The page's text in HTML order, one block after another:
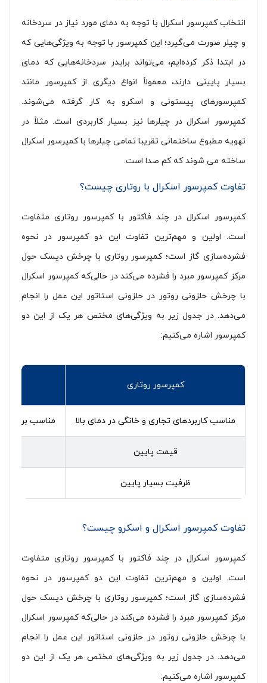
انتخاب کمپرسور اسکرال با توجه به دمای مورد نیاز در سردخانه
و چیلر صورت می‌گیرد؛ این کمپرسور‌ با توجه به ویژگی‌هایی که
در ابتدا ذکر کرده‌ایم، می‌تواند برایدر سردخانه‌هایی که دمای
بسیار پایینی دارند، معمولاً انواع دیگری از کمپرسور مانند
کمپرسورهای پیستونی و اسکرو به کار گرفته می‌شوند.
کمپرسور اسکرال در چیلرها نیز بسیار کاربردی است. مثلاً در
تهویه مطبوع ساختمانی تقریبا تمامی چیلرها با کمپرسور اسکرال
ساخته می شوند که کم صدا است.
تفاوت کمپرسور اسکرال با روتاری چیست؟
کمپرسور اسکرال در چند فاکتور با کمپرسور روتاری متفاوت
است. اولین و مهم‌ترین تفاوت این دو کمپرسور در نحوه
فشرده‌سازی گاز است؛ کمپرسور روتاری با چرخش دیسک حول
مرکز کمپرسور مبرد را فشرده می‌کند در حالی‌که کمپرسور اسکرال
با چرخش حلزونی روتور در حلزونی استاتور این عمل را انجام
می‌دهد. در جدول زیر به ویژگی‌های مختص هر یک از این دو
کمپرسور اشاره می‌کنیم:
کمپرسور روتاری
مناسب کاربردهای تجاری و خانگی در دمای بالا مناسب برای
قیمت پایین
ظرفیت بسیار پایین
تفاوت کمپرسور اسکرال و اسکرو چیست؟
کمپرسور اسکرال در چند فاکتور با کمپرسور روتاری متفاوت
است. اولین و مهم‌ترین تفاوت این دو کمپرسور در نحوه
فشرده‌سازی گاز است؛ کمپرسور روتاری با چرخش دیسک حول
مرکز کمپرسور مبرد را فشرده می‌کند در حالی‌که کمپرسور اسکرال
با چرخش حلزونی روتور در حلزونی استاتور این عمل را انجام
می‌دهد. در جدول زیر به ویژگی‌های مختص هر یک از این دو
کمپرسور اشاره می‌کنیم: